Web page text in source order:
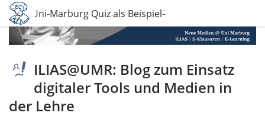
Uni-Marburg Quiz als Beispiel-Test
ILIAS@UMR: Blog zum Einsatz
digitaler Tools und Medien in
der Lehre